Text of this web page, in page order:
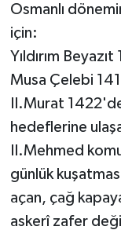
Osmanlı
için:
Yıldırım
Musa Çelebi
II.Murat
hedeflerine
II.Mehmed
günlük
açan, çağ
askerî zafer